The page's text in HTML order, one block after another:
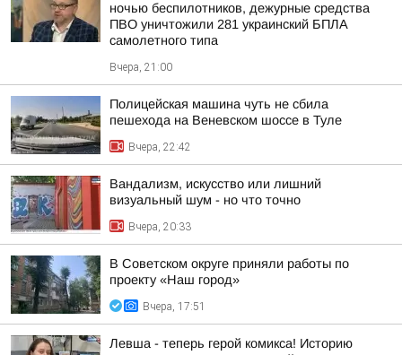
ночью беспилотников, дежурные средства
ПВО уничтожили 281 украинский БПЛА
самолетного типа
Вчера, 21:00
Полицейская машина чуть не сбила
пешехода на Веневском шоссе в Туле
Вчера, 22:42
Вандализм, искусство или лишний
визуальный шум - но что точно
Вчера, 20:33
В Советском округе приняли работы по
проекту «Наш город»
Вчера, 17:51
Левша - теперь герой комикса! Историю